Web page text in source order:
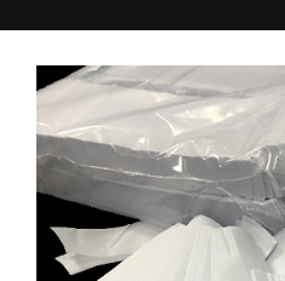
Produits
Les plus populaires